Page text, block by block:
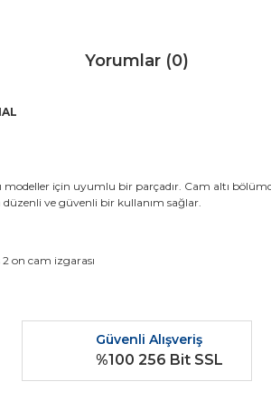
Yorumlar (0)
modeller için uyumlu bir parçadır. Cam altı
düzenli ve güvenli bir kullanım sağlar.
ve diğer konularda yetersiz
2 on cam izgarası
Güvenli Alışveriş
%100 256 Bit SSL